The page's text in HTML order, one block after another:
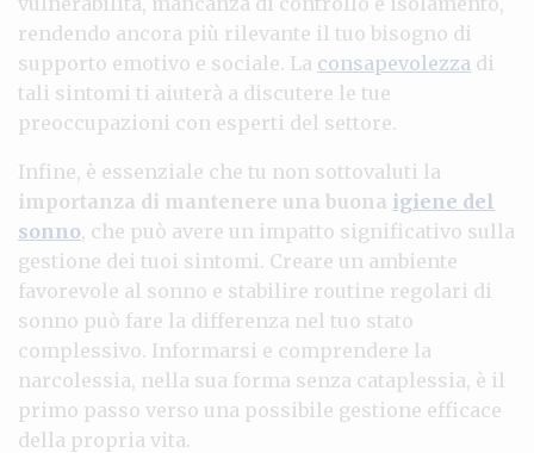
rendendo ancora più rilevante il tuo bisogno di
supporto emotivo e sociale. La consapevolezza di
tali sintomi ti aiuterà a discutere le tue
preoccupazioni con esperti del settore.
Infine, è essenziale che tu non sottovaluti la
importanza di mantenere una buona igiene del
sonno, che può avere un impatto significativo sulla
gestione dei tuoi sintomi. Creare un ambiente
favorevole al sonno e stabilire routine regolari di
sonno può fare la differenza nel tuo stato
complessivo. Informarsi e comprendere la
narcolessia, nella sua forma senza cataplessia, è il
primo passo verso una possibile gestione efficace
della propria vita.